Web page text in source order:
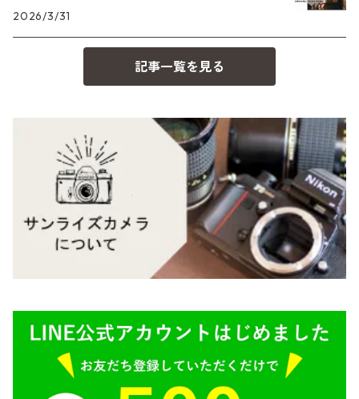
コンパクト
Voigtlander（フォクトレンダー）
YASHICA（ヤシカ）
Carl Zeiss（カールツァイス）
Mamiya（マミヤ）
M645,二眼レフ
Plaubel（プラウベル）
SONY（ソニー）
SIGMA（シグマ）
MD（ミノルタ）
K（ペンタックス）
CY（ヤシカコンタックス）
M（ライカ）
R（ライカ）
AR（コニカ）
O（その他）
2026/3/31
記事一覧を見る